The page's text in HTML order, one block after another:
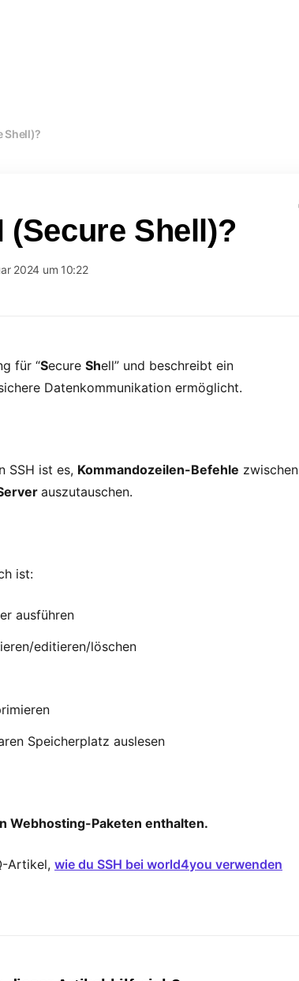
Shell)?
(Secure Shell)?
2024 um 10:22
für “Secure Shell” und beschreibt ein
Datenkommunikation ermöglicht.
SSH ist es, Kommandozeilen-Befehle zwischen
auszutauschen.
ist:
ausführen
editieren/löschen
Speicherplatz auslesen
Webhosting-Paketen enthalten.
Artikel, wie du SSH bei world4you verwenden